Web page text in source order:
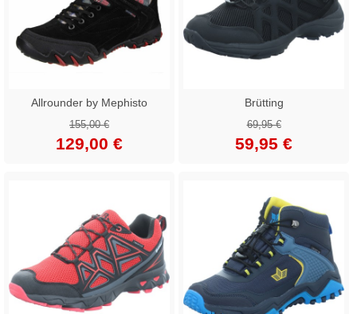
Allrounder by Mephisto
155,00 €
129,00 €
Brütting
69,95 €
59,95 €